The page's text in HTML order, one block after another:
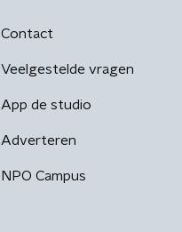
Contact
Veelgestelde vragen
App de studio
Adverteren
NPO Campus